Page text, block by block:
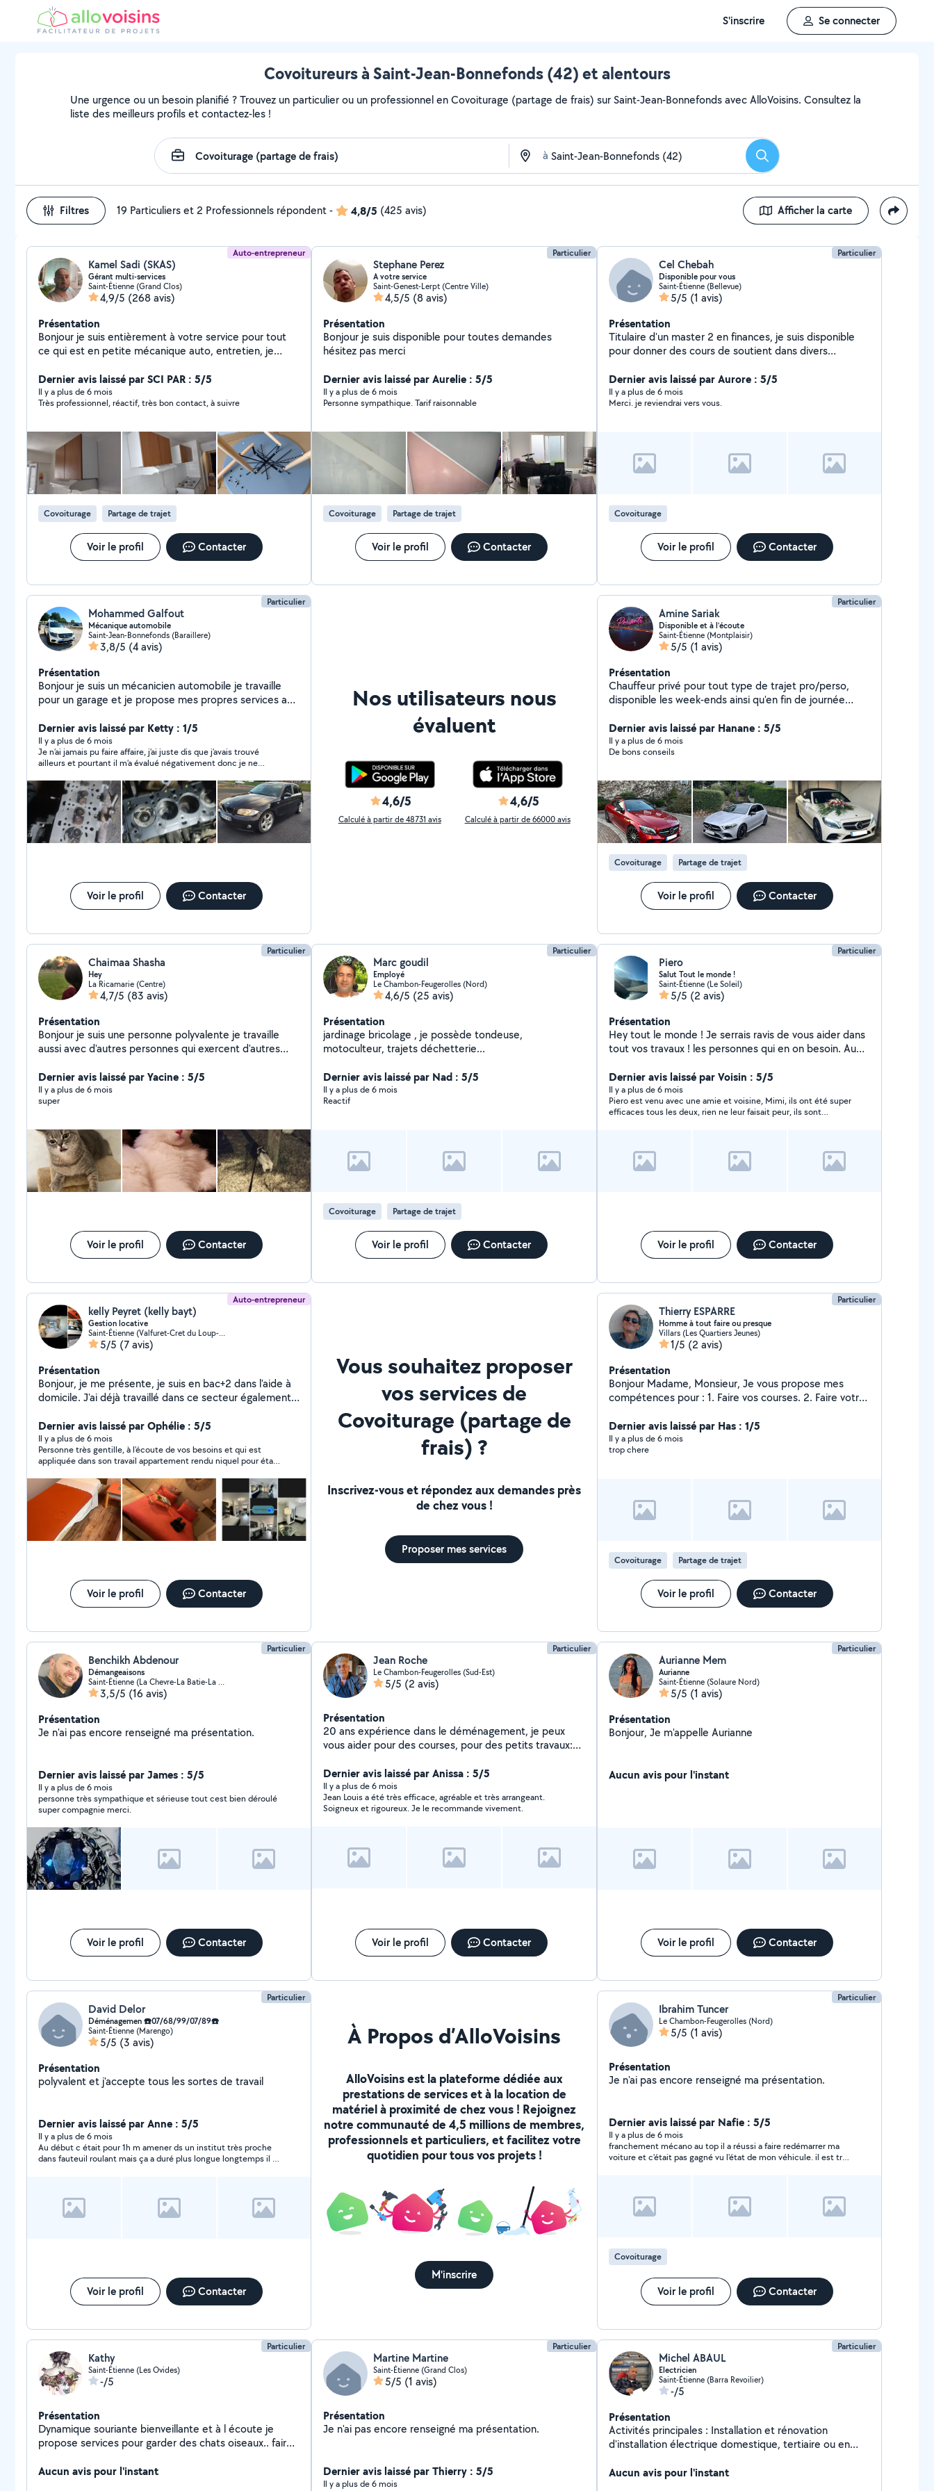
S'inscrire Se connecter
Covoitureurs à Saint-Jean-Bonnefonds (42) et alentours
Une urgence ou un besoin planifié ? Trouvez un particulier ou un professionnel en Covoiturage (partage de frais) sur Saint-Jean-Bonnefonds avec AlloVoisins. Consultez la
liste des meilleurs profils et contactez-les !
à Rechercher
Filtres 19 Particuliers et 2 Professionnels répondent- 4,8/5 (425 avis) Afficher la carte
Auto-entrepreneur
Kamel Sadi (SKAS)
Gérant multi-services
Saint-Étienne (Grand Clos)
4,9/5 (268 avis)
Présentation
Bonjour je suis entièrement à votre service pour tout
ce qui est en petite mécanique auto, entretien, je
extérieur et intérieur de votre habitation, je propose
mes services en déménagement .
Dernier avis laissé par SCI PAR : 5/5
Il y a plus de 6 mois
Très professionnel, réactif, très bon contact, à suivre
Covoiturage Partage de trajet
Voir le profil Contacter
Particulier
Stephane Perez
A votre service
Saint-Genest-Lerpt (Centre Ville)
4,5/5 (8 avis)
Présentation
Bonjour je suis disponible pour toutes demandes
hésitez pas merci
Dernier avis laissé par Aurelie : 5/5
Il y a plus de 6 mois
Personne sympathique. Tarif raisonnable
Covoiturage Partage de trajet
Voir le profil Contacter
Particulier
Cel Chebah
Disponible pour vous
Saint-Étienne (Bellevue)
5/5 (1 avis)
Présentation
Titulaire d'un master 2 en finances, je suis disponible
pour donner des cours de soutient dans divers
également la lecture et l'écriture de la langue arabe.
Disponible aussi pour la garde d'enfants, et les petits
travaux. N'hésitez pas à me contacter :)
Dernier avis laissé par Aurore : 5/5
Il y a plus de 6 mois
Merci. je reviendrai vers vous.
Covoiturage
Voir le profil Contacter
Particulier
Mohammed Galfout
Mécanique automobile
Saint-Jean-Bonnefonds (Baraillere)
3,8/5 (4 avis)
Présentation
Bonjour je suis un mécanicien automobile je travaille
pour un garage et je propose mes propres services a
Diagnostic auto Nettoyage auto
Dernier avis laissé par Ketty : 1/5
Il y a plus de 6 mois
Je n’ai jamais pu faire affaire, j’ai juste dis que j’avais trouvé
ailleurs et pourtant il m’a évalué négativement donc je ne
Voir le profil Contacter
Nos utilisateurs nous
évaluent
4,6/5
Calculé à partir de 48731 avis
4,6/5
Calculé à partir de 66000 avis
Particulier
Amine Sariak
Disponible et à l’écoute
Saint-Étienne (Montplaisir)
5/5 (1 avis)
Présentation
Chauffeur privé pour tout type de trajet pro/perso,
disponible les week-ends ainsi qu'en fin de journée
accompagnement en transaction immobilière. Pour
tout complément d'information n'hésitez pas à me
contacter. Cordialement
Dernier avis laissé par Hanane : 5/5
Il y a plus de 6 mois
De bons conseils
Covoiturage Partage de trajet
Voir le profil Contacter
Particulier
Chaimaa Shasha
Hey
La Ricamarie (Centre)
4,7/5 (83 avis)
Présentation
Bonjour je suis une personne polyvalente je travaille
aussi avec d'autres personnes qui exercent d'autres
informatique et ménage garde d'animaux ...... je peux
très bien vous faciliter la tâche afin de vous mettre en
relation avec ces personnes professionnels n'hésitez
Dernier avis laissé par Yacine : 5/5
Il y a plus de 6 mois
super
Voir le profil Contacter
Particulier
Marc goudil
Employé
Le Chambon-Feugerolles (Nord)
4,6/5 (25 avis)
Présentation
jardinage bricolage , je possède tondeuse,
motoculteur, trajets déchetterie...
Dernier avis laissé par Nad : 5/5
Il y a plus de 6 mois
Reactif
Covoiturage Partage de trajet
Voir le profil Contacter
Particulier
Piero
Salut Tout le monde !
Saint-Étienne (Le Soleil)
5/5 (2 avis)
Présentation
Hey tout le monde ! Je serrais ravis de vous aider dans
tout vos travaux ! les personnes qui en on besoin. Au
Dernier avis laissé par Voisin : 5/5
Il y a plus de 6 mois
Piero est venu avec une amie et voisine, Mimi, ils ont été super
efficaces tous les deux, rien ne leur faisait peur, ils sont
Voir le profil Contacter
Auto-entrepreneur
kelly Peyret (kelly bayt)
Gestion locative
Saint-Étienne (Valfuret-Cret du Loup-Le Bernay)
5/5 (7 avis)
Présentation
Bonjour, je me présente, je suis en bac+2 dans l'aide à
domicile. J'ai déjà travaillé dans ce secteur également
courte, durée de Airbnb ainsi que la formation d'agent
immobilier que je suis en train de terminer, j'ai
également créé ma microentreprise dans le Nettoyage
de location courte durée où cela fait quatre années
que je travaille dans ce domaine. je m'occupe de la
restitution des clés Nettoyage du Linge et je suis
véhiculé, je travaille en général sur Saint-Étienne et ses
alentours en espérant faire votre rencontre et que l'on
collabore ensemble. N'hésitez pas à me contacter. À
Dernier avis laissé par Ophélie : 5/5
Il y a plus de 6 mois
Personne très gentille, à l'écoute de vos besoins et qui est
appliquée dans son travail appartement rendu niquel pour état
Voir le profil Contacter
Vous souhaitez proposer
vos services de
Covoiturage (partage de
frais) ?
Inscrivez-vous et répondez aux demandes près
de chez vous !
Proposer mes services
Particulier
Thierry ESPARRE
Homme à tout faire ou presque
Villars (Les Quartiers Jeunes)
1/5 (2 avis)
Présentation
Bonjour Madame, Monsieur, Je vous propose mes
compétences pour : 1. Faire vos courses. 2. Faire votre
votre montage de meuble en kit. 5. Faire vos travaux
de manutention. 6. Faire vos travaux de démolition. 7.
Faire votre covoiturage. 8. Faire votre livraison rapide
Dernier avis laissé par Has : 1/5
Il y a plus de 6 mois
trop chere
Covoiturage Partage de trajet
Voir le profil Contacter
Particulier
Benchikh Abdenour
Démangeaisons
Saint-Étienne (La Chevre-La Batie-La Girardiere)
3,5/5 (16 avis)
Présentation
Je n'ai pas encore renseigné ma présentation.
Dernier avis laissé par James : 5/5
Il y a plus de 6 mois
personne très sympathique et sérieuse tout cest bien déroulé
super compagnie merci.
Voir le profil Contacter
Particulier
Jean Roche
Le Chambon-Feugerolles (Sud-Est)
5/5 (2 avis)
Présentation
20 ans expérience dans le déménagement, je peux
vous aider pour des courses, pour des petits travaux:
déplacement à rdv ou autres, petits travaux d'
aménagement, genre peinture, tapisserie, organisation
pour déménagement et autre me contacter.
Dernier avis laissé par Anissa : 5/5
Il y a plus de 6 mois
Jean Louis a été très efficace, agréable et très arrangeant.
Soigneux et rigoureux. Je le recommande vivement.
Voir le profil Contacter
Particulier
Aurianne Mem
Aurianne
Saint-Étienne (Solaure Nord)
5/5 (1 avis)
Présentation
Bonjour, Je m'appelle Aurianne
Aucun avis pour l'instant
Voir le profil Contacter
Particulier
David Delor
Déménagemen ☎️07/68/99/07/89☎️
Saint-Étienne (Marengo)
5/5 (3 avis)
Présentation
polyvalent et j'accepte tous les sortes de travail
Dernier avis laissé par Anne : 5/5
Il y a plus de 6 mois
Au début c était pour 1h m amener ds un institut très proche
dans fauteuil roulant mais ça a duré plus longue longtemps il n
Voir le profil Contacter
À Propos d’AlloVoisins
AlloVoisins est la plateforme dédiée aux
prestations de services et à la location de
matériel à proximité de chez vous ! Rejoignez
notre communauté de 4,5 millions de membres,
professionnels et particuliers, et facilitez votre
quotidien pour tous vos projets !
M'inscrire
Particulier
Ibrahim Tuncer
Le Chambon-Feugerolles (Nord)
5/5 (1 avis)
Présentation
Je n'ai pas encore renseigné ma présentation.
Dernier avis laissé par Nafie : 5/5
Il y a plus de 6 mois
franchement mécano au top il a réussi a faire redémarrer ma
voiture et c'était pas gagné vu l'état de mon véhicule. il est très
Covoiturage
Voir le profil Contacter
Particulier
Kathy
Saint-Étienne (Les Ovides)
-/5
Présentation
Dynamique souriante bienveillante et à l écoute je
propose services pour garder des chats oiseaux.. faire
courses, être de compagnie éventuellement des
Aucun avis pour l'instant
Particulier
Martine Martine
Saint-Étienne (Grand Clos)
5/5 (1 avis)
Présentation
Je n'ai pas encore renseigné ma présentation.
Dernier avis laissé par Thierry : 5/5
Il y a plus de 6 mois
Particulier
Michel ABAUL
Electricien
Saint-Étienne (Barra Revoilier)
-/5
Présentation
Activités principales : Installation et rénovation
d'installation électrique domestique, tertiaire ou en
support et montage d'ensemble. - Fixation de supports
Aucun avis pour l'instant